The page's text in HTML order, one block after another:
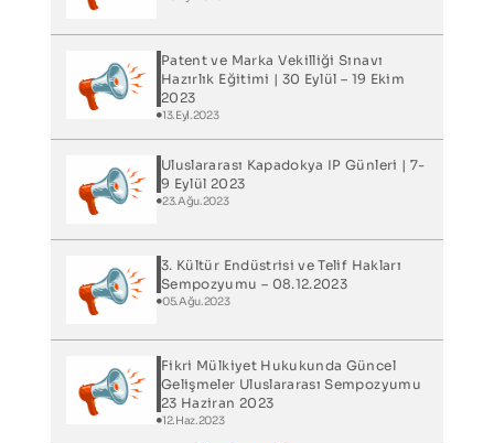
Patent ve Marka Vekilliği Sınavı
Hazırlık Eğitimi | 30 Eylül – 19 Ekim
2023
13.Eyl.2023
Uluslararası Kapadokya IP Günleri​ | 7-
9 Eylül 2023
23.Ağu.2023
3. Kültür Endüstrisi ve Telif Hakları
Sempozyumu – 08.12.2023
05.Ağu.2023
Fikri Mülkiyet Hukukunda Güncel
Gelişmeler Uluslararası Sempozyumu
23 Haziran 2023
12.Haz.2023